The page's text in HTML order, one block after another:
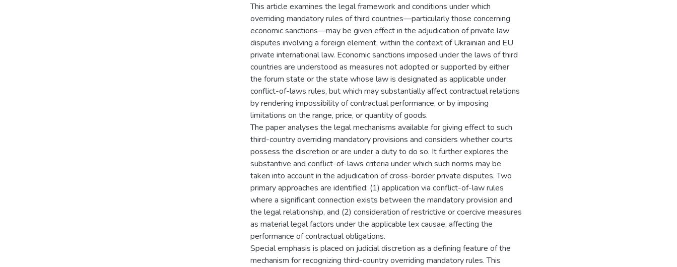
This article examines the legal framework and conditions under which
overriding mandatory rules of third countries—particularly those concerning
economic sanctions—may be given effect in the adjudication of private law
disputes involving a foreign element, within the context of Ukrainian and EU
private international law. Economic sanctions imposed under the laws of third
countries are understood as measures not adopted or supported by either
the forum state or the state whose law is designated as applicable under
conflict-of-laws rules, but which may substantially affect contractual relations
by rendering impossibility of contractual performance, or by imposing
limitations on the range, price, or quantity of goods.
The paper analyses the legal mechanisms available for giving effect to such
third-country overriding mandatory provisions and considers whether courts
possess the discretion or are under a duty to do so. It further explores the
substantive and conflict-of-laws criteria under which such norms may be
taken into account in the adjudication of cross-border private disputes. Two
primary approaches are identified: (1) application via conflict-of-law rules
where a significant connection exists between the mandatory provision and
the legal relationship, and (2) consideration of restrictive or coercive measures
as material legal factors under the applicable lex causae, affecting the
performance of contractual obligations.
Special emphasis is placed on judicial discretion as a defining feature of the
mechanism for recognizing third-country overriding mandatory rules. This